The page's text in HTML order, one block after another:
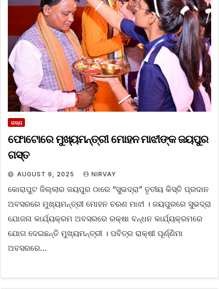
ରାଜ୍ୟ
ଫୋଟୋରେ ମୁଖ୍ୟମନ୍ତ୍ରୀ ମୋହନ ମାଝୀଙ୍କ ଜୟପୁର
ଗସ୍ତ
AUGUST 9, 2025 NIRVAY
କୋରାପୁଟ ଜିଲ୍ଲାର ଜୟପୁର ଠାରେ “ସୁଭଦ୍ରା” ତୃତୀୟ କିସ୍ତି ପ୍ରଦାନ
ଅବସରରେ ମୁଖ୍ୟମନ୍ତ୍ରୀ ମୋହନ ଚରଣ ମାଝୀ । ଜୟପୁରରେ ସୁଭଦ୍ରା
ଯୋଜନା କାର୍ଯ୍ୟକ୍ରମ ଅବସରରେ ରକ୍ଷା ବନ୍ଧନ କାର୍ଯ୍ୟକ୍ରମରେ
ଯୋଗ ଦେଇଛନ୍ତି ମୁଖ୍ୟମନ୍ତ୍ରୀ । ପବିତ୍ର ରାକ୍ଷୀ ପୂର୍ଣ୍ଣିମା
ଅବସରରେ…